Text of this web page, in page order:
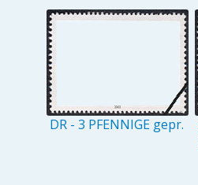
DR - 3 PFENNIGE gepr.